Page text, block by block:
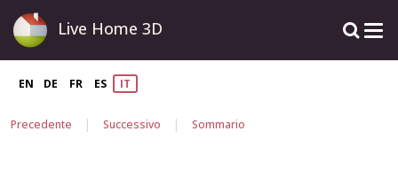
Live Home 3D
EN DE FR ES IT
Precedente | Successivo | Sommario